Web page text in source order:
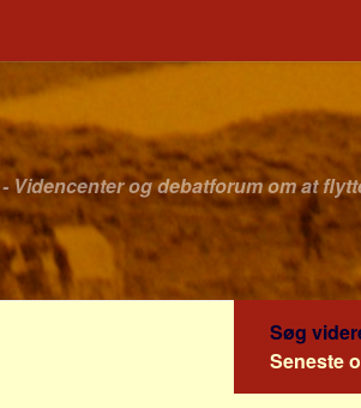
- Videncenter og debatforum om at
Søg
Seneste